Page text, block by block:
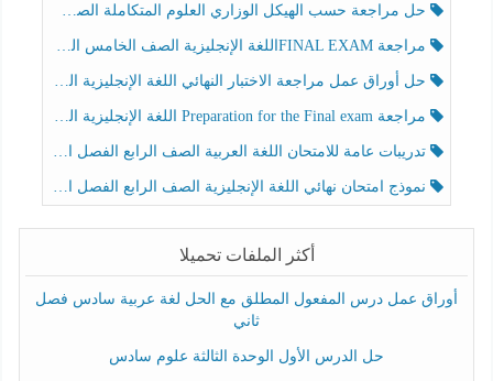
حل مراجعة حسب الهيكل الوزاري العلوم المتكاملة الصف الخامس عام الفصل الثالث
مراجعة FINAL EXAMاللغة الإنجليزية الصف الخامس الفصل الثالث
حل أوراق عمل مراجعة الاختبار النهائي اللغة الإنجليزية الصف الرابع الفصل الثالث
مراجعة Preparation for the Final exam اللغة الإنجليزية الصف الرابع الفصل الثالث
تدريبات عامة للامتحان اللغة العربية الصف الرابع الفصل الثالث
نموذج امتحان نهائي اللغة الإنجليزية الصف الرابع الفصل الثالث
أكثر الملفات تحميلا
أوراق عمل درس المفعول المطلق مع الحل لغة عربية سادس فصل
ثاني
حل الدرس الأول الوحدة الثالثة علوم سادس